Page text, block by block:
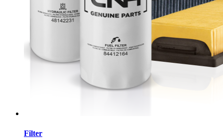
Filter